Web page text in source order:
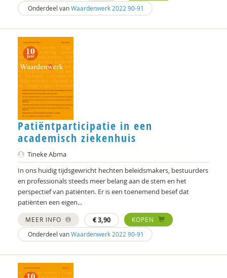
Harry Kunneman
Arnt Mein
Frans Melissen
Erna Molenaar
Mieke Moor
Lars Moratis
Fenna Mossel
H. Muijen
Jan Nap
Patrick Nullens
Tom van Oeffelt
Jurriën ood
Henk Oosterling
Onderdeel vanWaardenwerk 2022 90-91
Patiëntparticipatie in een
academisch ziekenhuis
Tineke Abma
In ons huidig tijdsgewricht hechten beleidsmakers, bestuurders
en professionals steeds meer belang aan de stem en het
perspectief van patiënten. Er is een toenemend besef dat
patiënten een eigen...
MEER INFO €3,90
KOPEN
Onderdeel vanWaardenwerk 2022 90-91